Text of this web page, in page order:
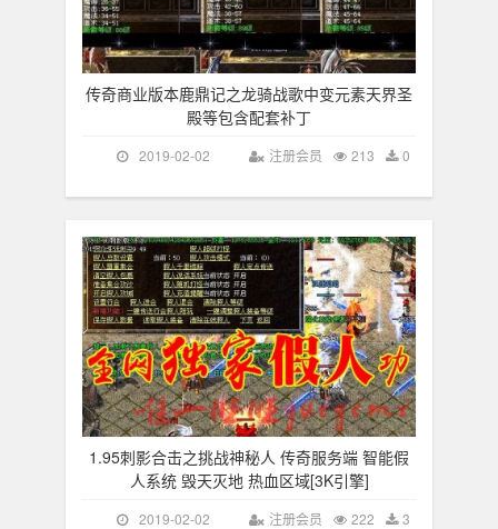
传奇商业版本鹿鼎记之龙骑战歌中变元素天界圣
殿等包含配套补丁
2019-02-02 0
213
注册会员
1.95刺影合击之挑战神秘人 传奇服务端 智能假
人系统 毁天灭地 热血区域[3K引擎]
2019-02-02 3
222
注册会员